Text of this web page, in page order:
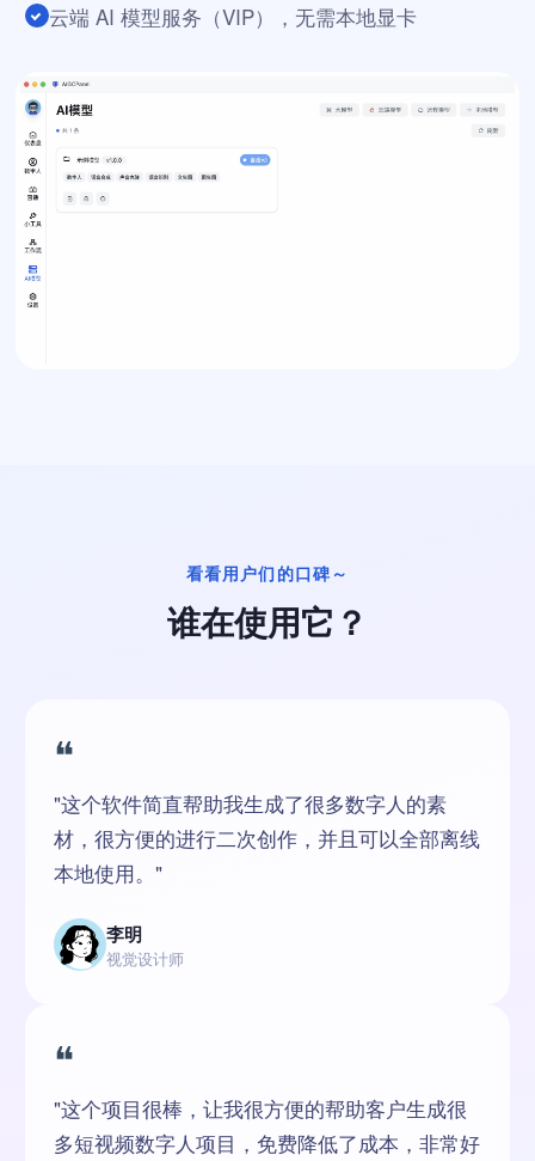
云端 AI 模型服务（VIP），无需本地显卡
看看用户们的口碑～
谁在使用它？
❝
"这个软件简直帮助我生成了很多数字人的素
材，很方便的进行二次创作，并且可以全部离线
本地使用。"
李明
视觉设计师
❝
"这个项目很棒，让我很方便的帮助客户生成很
多短视频数字人项目，免费降低了成本，非常好